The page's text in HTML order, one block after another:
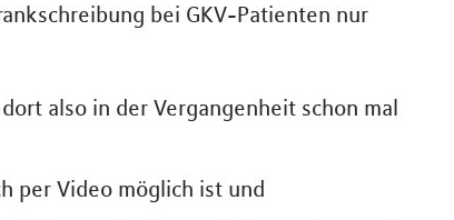
bei GKV-Patienten nur
also in der Vergangenheit schon mal
per Video möglich ist und